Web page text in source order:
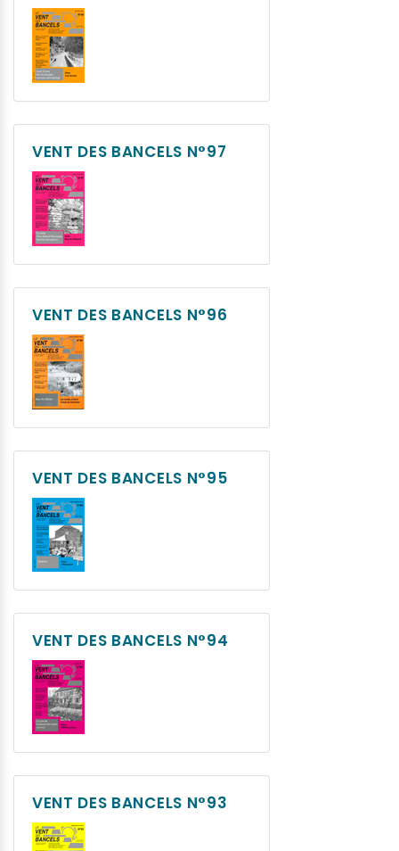
VENT DES BANCELS N°97
VENT DES BANCELS N°96
VENT DES BANCELS N°95
VENT DES BANCELS N°94
VENT DES BANCELS N°93